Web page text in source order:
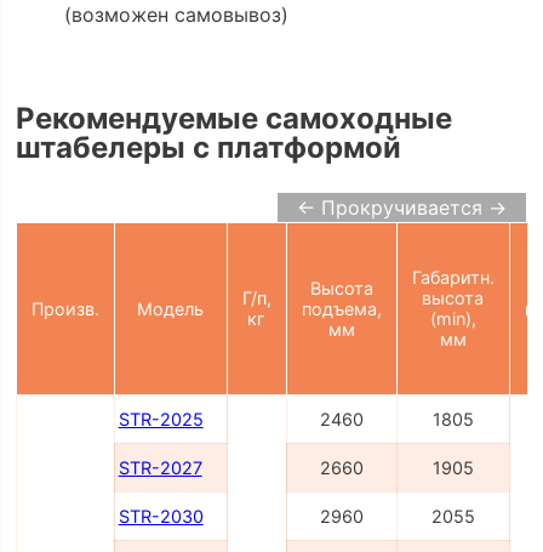
(возможен самовывоз)
Рекомендуемые самоходные
штабелеры с платформой
← Прокручивается →
Произв. Модель
Г/п,
кг
Высота
подъема,
мм
Габаритн.
высота
(min),
мм
STR-2025 2460 1805
STR-2027 2660 1905
STR-2030 2960 2055